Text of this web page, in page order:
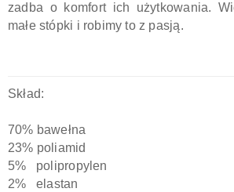
zadba o komfort ich użytkowania.
małe stópki i robimy to z pasją.
Skład:
70% bawełna
23% poliamid
5% polipropylen
2% elastan